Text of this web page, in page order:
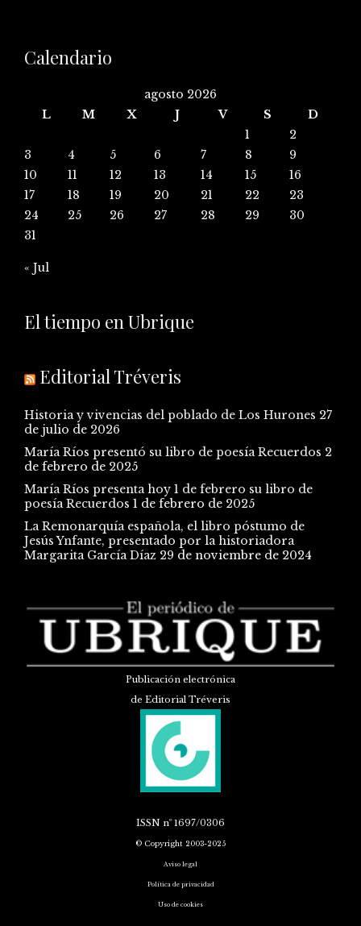
Calendario
agosto 2026
L
M X J V S
D
1
2
3
4 5 6 7 8
9
10
11 12 13 14 15
16
17
18 19 20 21 22
23
24
25 26 27 28 29
30
31
« Jul
El tiempo en Ubrique
Editorial Tréveris
Historia y vivencias del poblado de Los Hurones 27
de julio de 2026
María Ríos presentó su libro de poesía Recuerdos 2
de febrero de 2025
María Ríos presenta hoy 1 de febrero su libro de
poesía Recuerdos 1 de febrero de 2025
La Remonarquía española, el libro póstumo de
Jesús Ynfante, presentado por la historiadora
Margarita García Díaz 29 de noviembre de 2024
Publicación electrónica
de Editorial Tréveris
ISSN nº 1697/0306
© Copyright 2003-2025
Aviso legal
Política de privacidad
Uso de cookies